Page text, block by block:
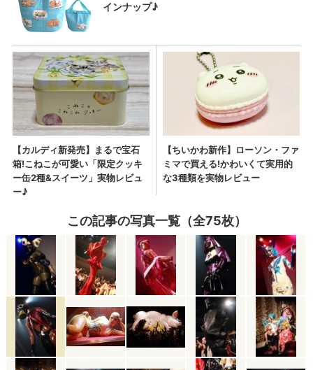
この記事の写真一覧（全75枚）